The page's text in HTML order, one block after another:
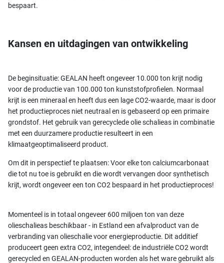
bespaart.
Kansen en uitdagingen van ontwikkeling
De beginsituatie: GEALAN heeft ongeveer 10.000 ton krijt nodig
voor de productie van 100.000 ton kunststofprofielen. Normaal
krijt is een mineraal en heeft dus een lage CO2-waarde, maar is door
het productieproces niet neutraal en is gebaseerd op een primaire
grondstof. Het gebruik van gerecyclede olie schalieas in combinatie
met een duurzamere productie resulteert in een
klimaatgeoptimaliseerd product.
Om dit in perspectief te plaatsen: Voor elke ton calciumcarbonaat
die tot nu toe is gebruikt en die wordt vervangen door synthetisch
krijt, wordt ongeveer een ton CO2 bespaard in het productieproces!
Momenteel is in totaal ongeveer 600 miljoen ton van deze
olieschalieas beschikbaar - in Estland een afvalproduct van de
verbranding van olieschalie voor energieproductie. Dit additief
produceert geen extra CO2, integendeel: de industriële CO2 wordt
gerecycled en GEALAN-producten worden als het ware gebruikt als